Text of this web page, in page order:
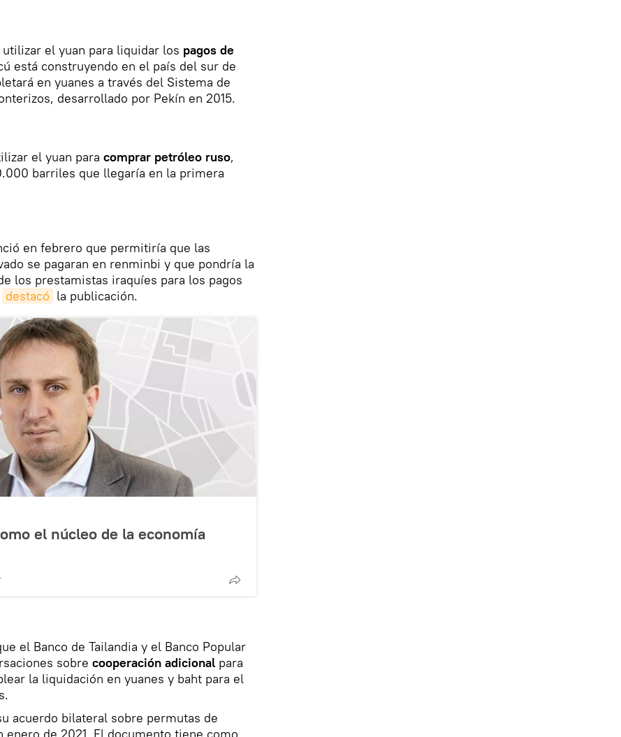
el yuan para liquidar los pagos de
está construyendo en el país del sur de
en yuanes a través del Sistema de
desarrollado por Pekín en 2015.
el yuan para comprar petróleo ruso,
barriles que llegaría en la primera
en febrero que permitiría que las
se pagaran en renminbi y que pondría la
los prestamistas iraquíes para los pagos
destacó la publicación.
el núcleo de la economía
el Banco de Tailandia y el Banco Popular
sobre cooperación adicional para
la liquidación en yuanes y baht para el
acuerdo bilateral sobre permutas de